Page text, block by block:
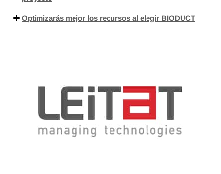
Optimizarás mejor los recursos al elegir BIODUCT